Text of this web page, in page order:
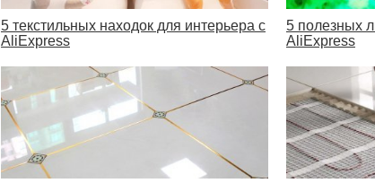
5 текстильных находок для интерьера с
AliExpress
5 полезных
AliExpress